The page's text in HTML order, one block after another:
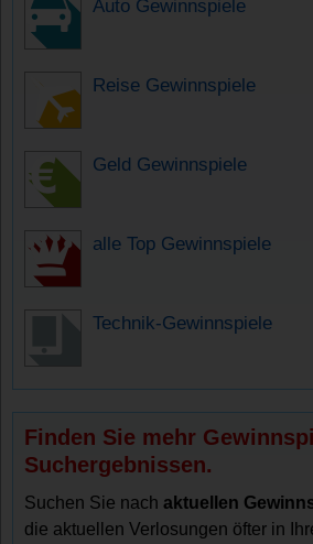
Auto Gewinnspiele
Reise Gewinnspiele
Geld Gewinnspiele
alle Top Gewinnspiele
Technik-Gewinnspiele
Finden Sie mehr
Suchergebnissen.
Suchen Sie nachaktuellen
die aktuellen Verlosungen öfter in